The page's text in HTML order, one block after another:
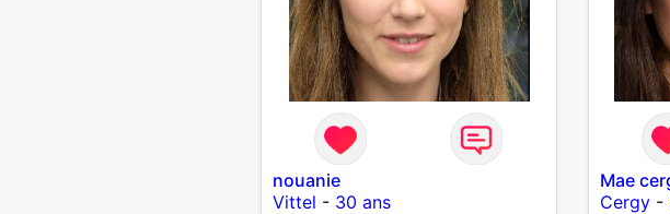
nouanie
Vittel - 30 ans
Mae
Cergy-